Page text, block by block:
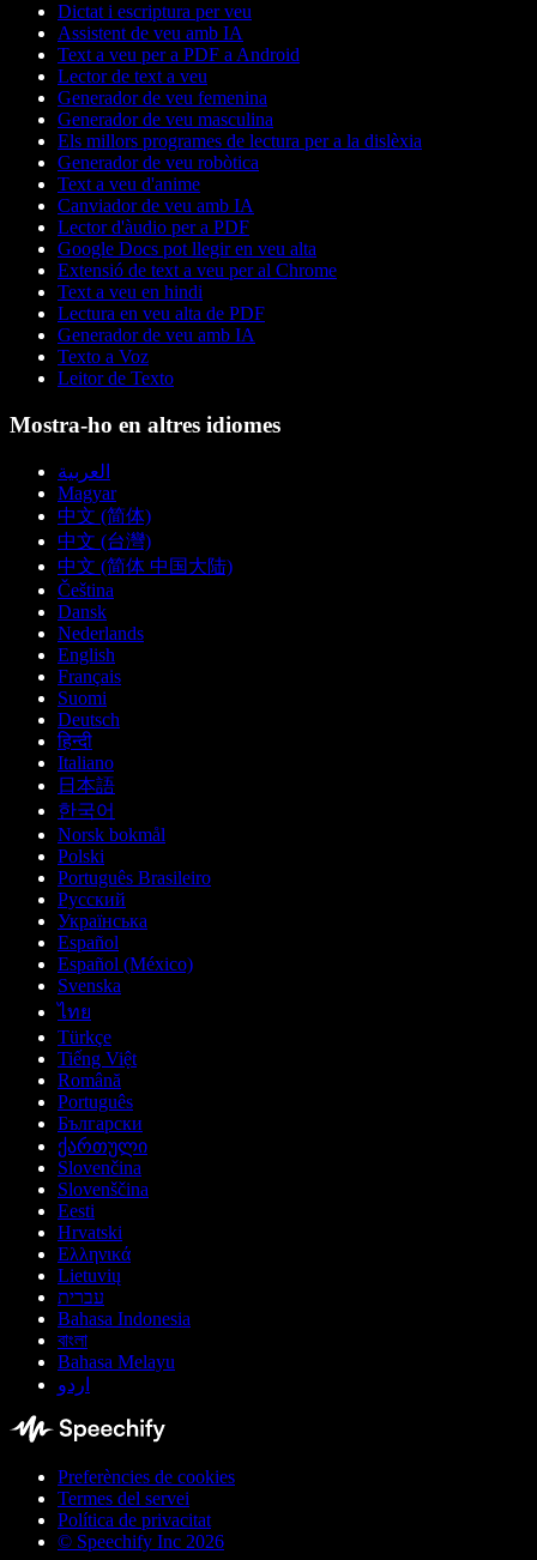
Dictat i escriptura per veu
Assistent de veu amb IA
Text a veu per a PDF a Android
Lector de text a veu
Generador de veu femenina
Generador de veu masculina
Els millors programes de lectura per a la dislèxia
Generador de veu robòtica
Text a veu d'anime
Canviador de veu amb IA
Lector d'àudio per a PDF
Google Docs pot llegir en veu alta
Extensió de text a veu per al Chrome
Text a veu en hindi
Lectura en veu alta de PDF
Generador de veu amb IA
Texto a Voz
Leitor de Texto
Mostra-ho en altres idiomes
العربية
Magyar
中文 (简体)
中文 (台灣)
中文 (简体 中国大陆)
Čeština
Dansk
Nederlands
English
Français
Suomi
Deutsch
हिन्दी
Italiano
日本語
한국어
Norsk bokmål
Polski
Português Brasileiro
Русский
Українська
Español
Español (México)
Svenska
ไทย
Türkçe
Tiếng Việt
Română
Português
Български
ქართული
Slovenčina
Slovenščina
Eesti
Hrvatski
Ελληνικά
Lietuvių
עברית
Bahasa Indonesia
বাংলা
Bahasa Melayu
اردو
Preferències de cookies
Termes del servei
Política de privacitat
© Speechify Inc 2026